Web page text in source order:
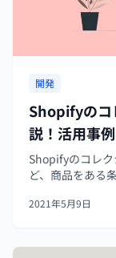
開発
Shopifyのコ
説！活用事
Shopifyのコレ
ど、商品をある
ページにコレク
2021年5月9日